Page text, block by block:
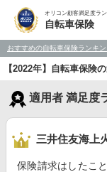
オリコン顧客満足度ラ
自転車保険
おすすめの自転車保険ランキ
【2022年】自転車保険
適用者 満足度
三井住友海上
保険請求はしたこ